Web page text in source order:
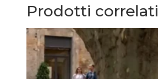
Prodotti correlati